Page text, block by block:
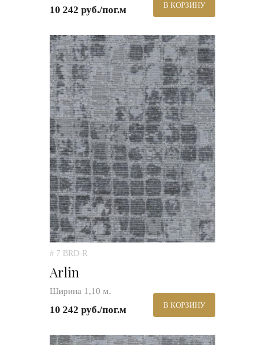
10 242 руб./пог.м В КОРЗИНУ
# 7 BRD-R
Arlin
Ширина 1,10 м.
10 242 руб./пог.м В КОРЗИНУ